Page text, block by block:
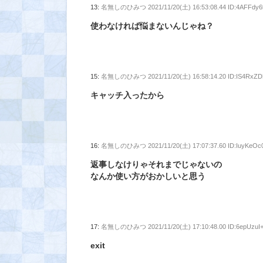
13:名無しのひみつ 2021/11/20(土) 16:53:08.44
使わなければ悩まないんじゃね？
15:名無しのひみつ 2021/11/20(土) 16:58:14.20 ID:IS4RxZDI
キャッチ入ったから
16:名無しのひみつ 2021/11/20(土) 17:07:37.60
返事しなけりゃそれまでじゃないの
なんか使い方がおかしいと思う
17:名無しのひみつ 2021/11/20(土) 17:10:48.00 ID:6epUzuI+
exit